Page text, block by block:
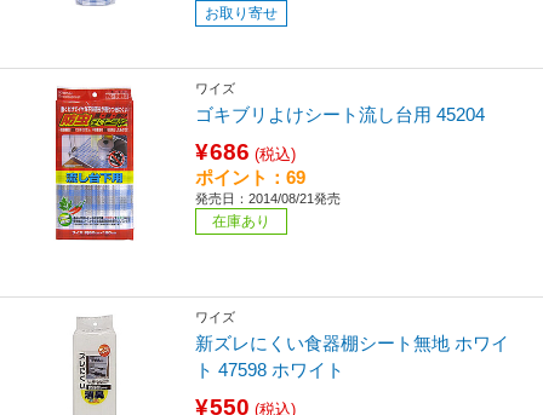
お取り寄せ
ワイズ
ゴキブリよけシート流し台用 45204
¥686 (税込)
ポイント：69
発売日：2014/08/21発売
在庫あり
ワイズ
新ズレにくい食器棚シート無地 ホワイ
ト 47598 ホワイト
¥550 (税込)